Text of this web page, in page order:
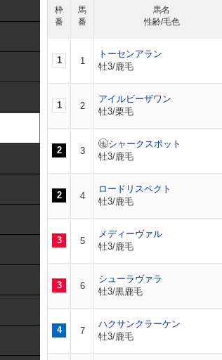
枠
番
馬
番
馬名
性齢/毛色
1 1
トーセンアラン
牡3/鹿毛
1 2
アイルビーザワン
牡3/栗毛
2 3
シャークスポット
牡3/鹿毛
2 4
ロードリスペクト
牡3/鹿毛
3 5
メディーヴァル
牡3/鹿毛
3 6
シューラヴァラ
牡3/黒鹿毛
4 7
ハクサンクラーケン
牡3/鹿毛